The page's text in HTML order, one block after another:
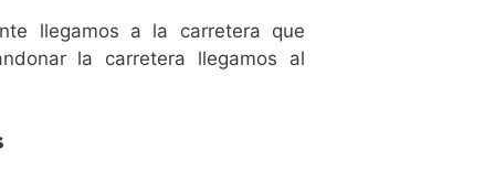
llegamos a la carretera que
la carretera llegamos al